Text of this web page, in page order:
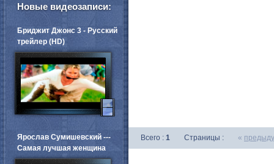
Всего : 1 Страницы : «
Новые видеозаписи:
Бриджит Джонс 3 - Русский
трейлер (HD)
Ярослав Сумишевский ---
Самая лучшая женщина